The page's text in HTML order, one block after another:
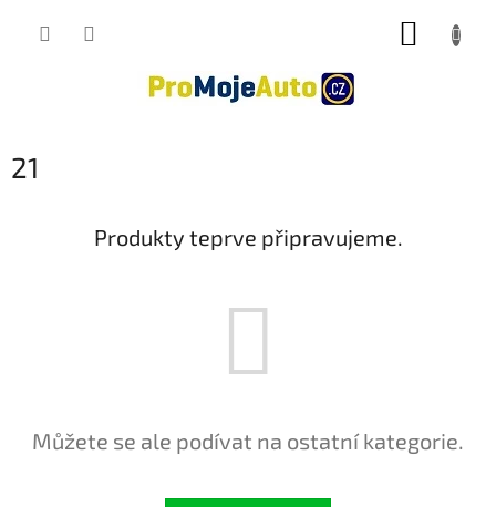
21
Produkty teprve připravujeme.
Můžete se ale podívat na ostatní kategorie.